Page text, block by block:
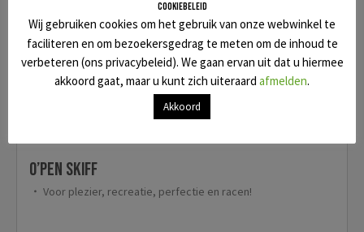
O’pen Skiff
Voor plezier, recreatie, perfectie en racen!
Cookiebeleid
Wij gebruiken cookies om het gebruik van onze webwinkel te
faciliteren en om bezoekersgedrag te meten om de inhoud te
verbeteren (ons privacybeleid). We gaan ervan uit dat u hiermee
akkoord gaat, maar u kunt zich uiteraard afmelden.
Akkoord